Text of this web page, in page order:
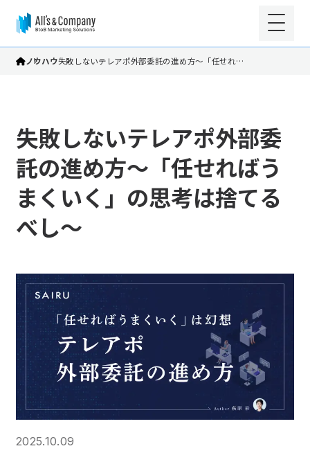
ノウハウ失敗しないテレアポ外部委託の進め方～「任せれ…
失敗しないテレアポ外部委
託の進め方～「任せればう
まくいく」の思考は捨てる
べし～
2025.10.09